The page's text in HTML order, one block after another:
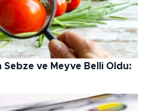
Sebze ve Meyve Belli Oldu: